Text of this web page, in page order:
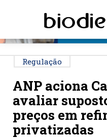
Regulação
ANP aciona
avaliar
preços em
privatizadas